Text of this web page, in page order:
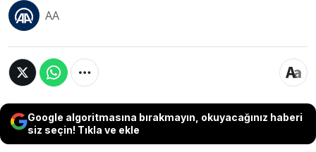
AA
Google algoritmasına bırakmayın, okuyacağınız haberi
siz seçin! Tıkla ve ekle